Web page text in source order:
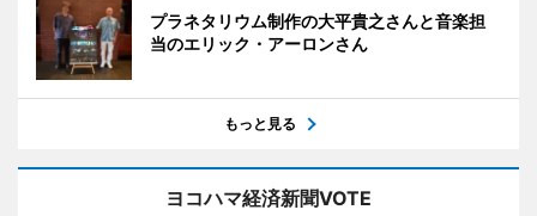
プラネタリウム制作の大平貴之さんと音楽担
当のエリック・アーロンさん
もっと見る
ヨコハマ経済新聞VOTE